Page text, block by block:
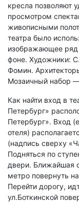
кресла позволяют
просмотром
живописными
театра было
изображающее ряд
фоне. Художники:
Фомин.
Мозаичный набор
Как найти вход в
Петербург»
Петербург». Вход
отеля)
(надпись сверху
Подняться по
двери. Ближайшая
метро повернуть
Перейти дорогу,
ул.Боткинской